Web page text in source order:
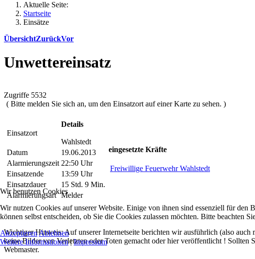
Aktuelle Seite:
Startseite
Einsätze
ÜbersichtZurückVor
Unwettereinsatz
Zugriffe 5532
( Bitte melden Sie sich an, um den Einsatzort auf einer Karte zu sehen. )
Einsatzort
Details
Wahlstedt
Datum
19.06.2013
Alarmierungszeit 22:50 Uhr
Einsatzende
13:59 Uhr
Einsatzdauer
15 Std. 9 Min.
Alarmierungsart Melder
eingesetzte Kräfte
Freiwillige Feuerwehr Wahlstedt
Wichtiger Hinweis: Auf unserer Internetseite berichten wir ausführlich (also auch
keine Bilder von Verletzten oder Toten gemacht oder hier veröffentlicht ! Sollten
Webmaster.
Wir benutzen Cookies
Wir nutzen Cookies auf unserer Website. Einige von ihnen sind essenziell für den
können selbst entscheiden, ob Sie die Cookies zulassen möchten. Bitte beachten
AkzeptierenAblehnen
Weitere Informationen|Impressum